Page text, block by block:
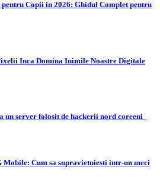
Copii in 2026: Ghidul Complet pentru
Inca Domina Inimile Noastre Digitale
un server folosit de hackerii nord coreeni
Cum sa supravietuiesti intr-un meci